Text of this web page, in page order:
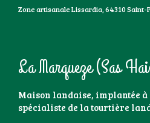
Zone artisanale Lissardia, 64310
La Marqueze (Sas
Maison landaise, implantée à
spécialiste de la tourtière